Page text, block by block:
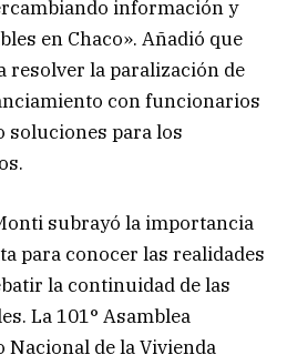
información y
en Chaco». Añadió que
resolver la paralización de
con funcionarios
soluciones para los
subrayó la importancia
para conocer las realidades
la continuidad de las
La 101° Asamblea
Nacional de la Vivienda